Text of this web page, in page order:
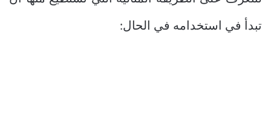
تبدأ في استخدامه في الحال: